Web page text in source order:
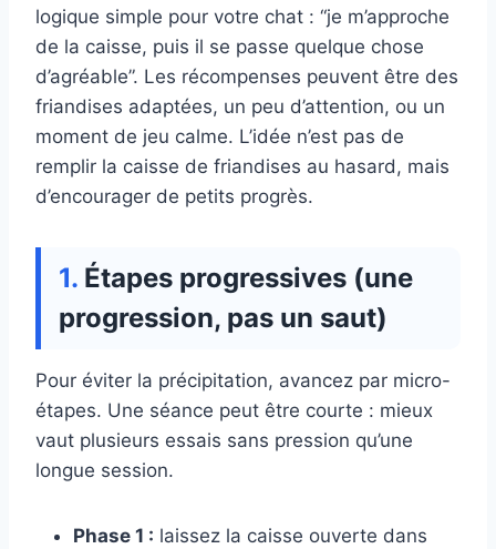
logique simple pour votre chat : “je m’approche
de la caisse, puis il se passe quelque chose
d’agréable”. Les récompenses peuvent être des
friandises adaptées, un peu d’attention, ou un
moment de jeu calme. L’idée n’est pas de
remplir la caisse de friandises au hasard, mais
d’encourager de petits progrès.
Étapes progressives (une
progression, pas un saut)
Pour éviter la précipitation, avancez par micro-
étapes. Une séance peut être courte : mieux
vaut plusieurs essais sans pression qu’une
longue session.
Phase 1 : laissez la caisse ouverte dans